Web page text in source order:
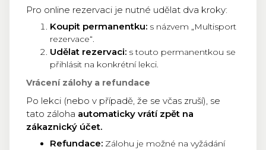
Pro online rezervaci je nutné udělat dva kroky:
Koupit permanentku: s názvem „Multisport
rezervace“.
Udělat rezervaci: s touto permanentkou se
přihlásit na konkrétní lekci.
Vrácení zálohy a refundace
Po lekci (nebo v případě, že se včas zruší), se
tato záloha automaticky vrátí zpět na
zákaznický účet.
Refundace: Zálohu je možné na vyžádání